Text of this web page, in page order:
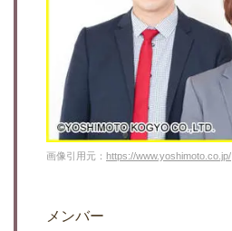
画像引用元： https://www.yoshimoto.co.jp/
メンバー